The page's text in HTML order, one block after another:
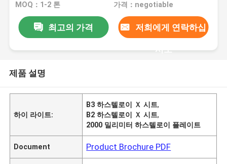
MOQ：1-2 톤 가격：negotiable
최고의 가격 저희에게 연락하십
시오
제품 설명
하이 라이트:
B3 하스텔로이 Ｘ 시트,
B2 하스텔로이 Ｘ 시트,
2000 밀리미터 하스텔로이 플레이트
Document Product Brochure PDF